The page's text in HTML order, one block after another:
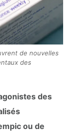
de nouvelles
des
des
ou de